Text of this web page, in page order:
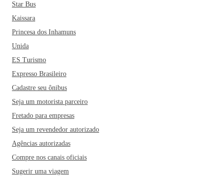
Star Bus
Kaissara
Princesa dos Inhamuns
Unida
ES Turismo
Expresso Brasileiro
Cadastre seu ônibus
Seja um motorista parceiro
Fretado para empresas
Seja um revendedor autorizado
Agências autorizadas
Compre nos canais oficiais
Sugerir uma viagem